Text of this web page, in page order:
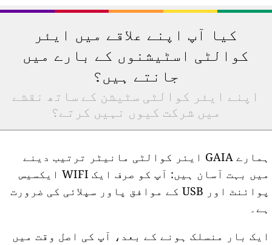
کیا آپ اپنے علاقے میں ایئر
کوالٹی اسٹیشنوں کے بارے میں
جانتے ہیں؟
اپنے ایئر کوالٹی سٹیشن کے ساتھ نقشے
میں شرکت کیوں نہیں کرتے؟
ہمارے GAIA ایئر کوالٹی مانیٹر ترتیب دینے
میں بہت آسان ہیں: آپ کو صرف ایک WIFI ایکسیس
پوائنٹ اور USB کے موافق پاور سپلائی کی ضرورت
ہے۔
ایک بار منسلک ہونے کے بعد، آپ کی اصل وقت میں